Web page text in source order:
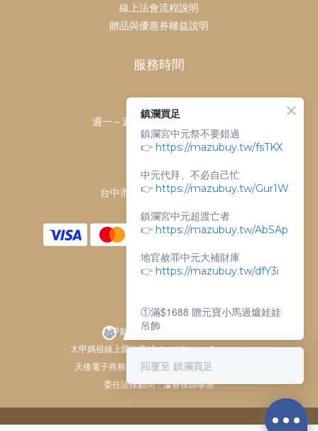
線上法會流程說明
贈品與優惠券權益說明
服務時間
週一～週日 上午9點～下午6點
客服電話：
04-26763688
門市地址：
台中市大甲區順天路238號
大甲鎮瀾宮唯一指定 官方商城
大甲媽祖線上購物商城 © All Rights Reserved.
天後電子商務有限公司 / 統一編號 61929607
委任法律顧問：瀛睿律師事務
鎮瀾買足
鎮瀾宮中元祭不要錯過
👉 https://mazubuy.tw/fsTKX
中元代拜、不必自己忙
👉 https://mazubuy.tw/Gur1W
鎮瀾宮中元超渡亡者
👉 https://mazubuy.tw/AbSAp
地官赦罪中元大補財庫
👉 https://mazubuy.tw/dfY3i
①滿$1688 贈元寶小馬過爐娃娃
吊飾
新朋友不知道怎麼買嗎？
回覆至 鎮瀾買足